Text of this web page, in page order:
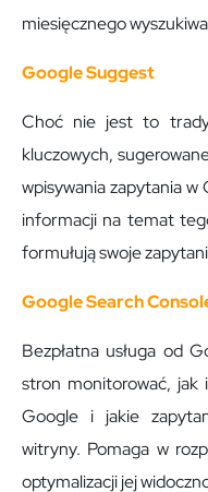
miesięcznego
Google Suggest
Choć nie jest to
kluczowych,
wpisywania zapytania
informacji na temat
formułują swoje
Google Search
Bezpłatna usługa od
stron monitorować, jak
Google i jakie
witryny. Pomaga w
optymalizacji jej